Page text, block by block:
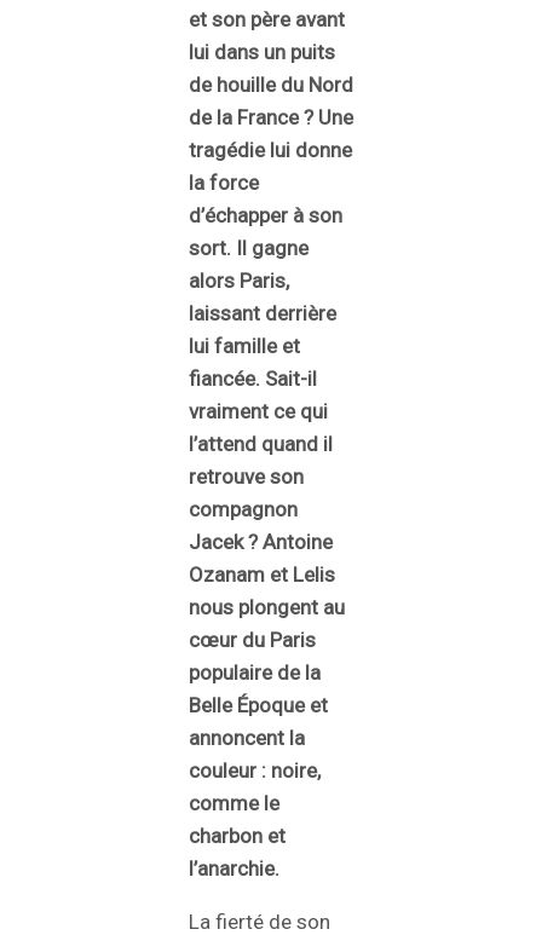
et son père avant
lui dans un puits
de houille du Nord
de la France ? Une
tragédie lui donne
la force
d’échapper à son
sort. Il gagne
alors Paris,
laissant derrière
lui famille et
fiancée. Sait-il
vraiment ce qui
l’attend quand il
retrouve son
compagnon
Jacek ? Antoine
Ozanam et Lelis
nous plongent au
cœur du Paris
populaire de la
Belle Époque et
annoncent la
couleur : noire,
comme le
charbon et
l’anarchie.
La fierté de son